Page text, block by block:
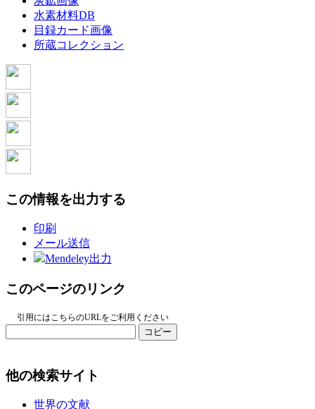
水素材料DB
目録カード画像
所蔵コレクション
この情報を出力する
印刷
メール送信
Mendeley出力
このページのリンク
引用にはこちらのURLをご利用ください
コピー
他の検索サイト
世界の文献